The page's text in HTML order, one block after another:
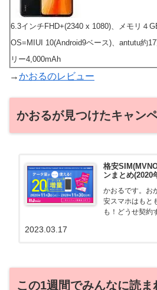
6.3インチFHD+(2340 x 1080)、メモリ４
OS=MIUI 10(Android9ベース)、antutu約
リー4,000mAh
→かおるのレビュー
かおるが見つけたキャン
格安
ンまとめ(2020
かおるです。お
安スマホはもと
も！どうせ契約
る自身も、そ
2023.03.17
この1週間でみんなに読ま